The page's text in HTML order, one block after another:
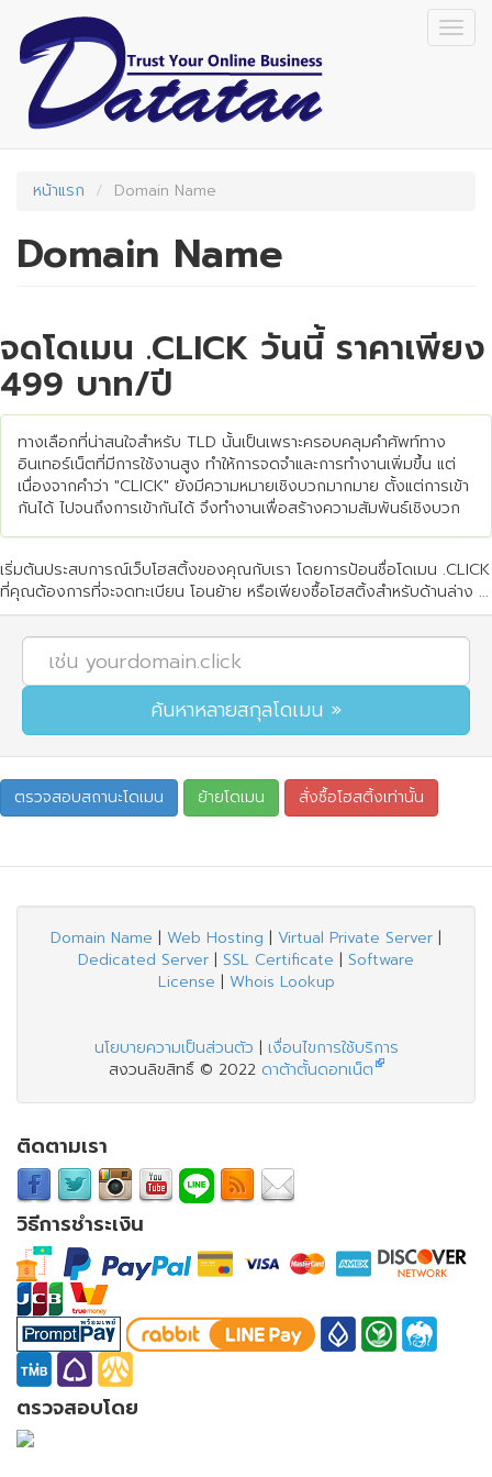
main
content
หน้าแรก Domain Name
Domain Name
จดโดเมน .CLICK วันนี้ ราคาเพียง
499 บาท/ปี
ทางเลือกที่น่าสนใจสำหรับ TLD นั้นเป็นเพราะครอบคลุมคำศัพท์ทาง
อินเทอร์เน็ตที่มีการใช้งานสูง ทำให้การจดจำและการทำงานเพิ่มขึ้น แต่
เนื่องจากคำว่า "CLICK" ยังมีความหมายเชิงบวกมากมาย ตั้งแต่การเข้า
กันได้ ไปจนถึงการเข้ากันได้ จึงทำงานเพื่อสร้างความสัมพันธ์เชิงบวก
เริ่มต้นประสบการณ์เว็บโฮสติ้งของคุณกับเรา โดยการป้อนชื่อโดเมน .CLICK
ที่คุณต้องการที่จะจดทะเบียน โอนย้าย หรือเพียงซื้อโฮสติ้งสำหรับด้านล่าง ...
Domain Name | Web Hosting | Virtual Private Server |
Dedicated Server | SSL Certificate | Software
License | Whois Lookup
นโยบายความเป็นส่วนตัว | เงื่อนไขการใช้บริการ
สงวนลิขสิทธิ์ © 2022 ดาต้าตั้นดอทเน็ต
ติดตามเรา
วิธีการชำระเงิน
ตรวจสอบโดย